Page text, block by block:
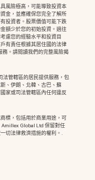
風險極高，可能導致投資本
金，並應確保您完全了解所
投資者。股票價值可能下跌
額少於您的初始投資。過往
慮您的經驗水平和投資目
有責任根據其居住國的法律
。請閱讀我們的完整風險揭
法管轄區的居民提供服務，包
、伊朗、北韓、古巴、蘇
家或司法管轄區內任何違反
標，包括用於商業用途，可
Global Ltd 保留對任
切法律救濟措施的權利。.